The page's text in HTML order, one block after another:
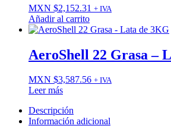
MXN $2,152.31 + IVA
Añadir al carrito
AeroShell 22 Grasa –
MXN $3,587.56 + IVA
Leer más
Descripción
Información adicional